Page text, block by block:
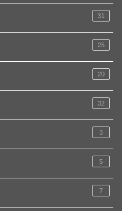
31
25
20
32
3
5
7